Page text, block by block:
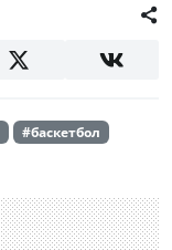
#баскетбол